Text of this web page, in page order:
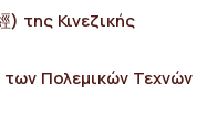
) της Κινεζικής
Πολεμικών Τεχνών